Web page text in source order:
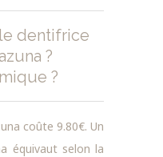
dentifrice
?
?
coûte 9.80€. Un
équivaut selon la